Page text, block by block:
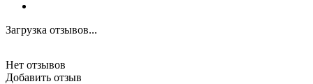
Загрузка отзывов...
Нет отзывов
Добавить отзыв